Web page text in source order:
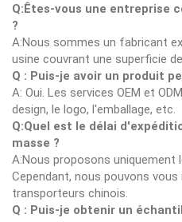
Q:Êtes-vous une entreprise
?
A:Nous sommes un fabricant
usine couvrant une superficie
Q : Puis-je avoir un produit
A: Oui. Les services OEM et
design, le logo, l'emballage, etc.
Q:Quel est le délai
masse ?
A:Nous proposons uniquement
Cependant, nous pouvons
transporteurs chinois.
Q : Puis-je obtenir un